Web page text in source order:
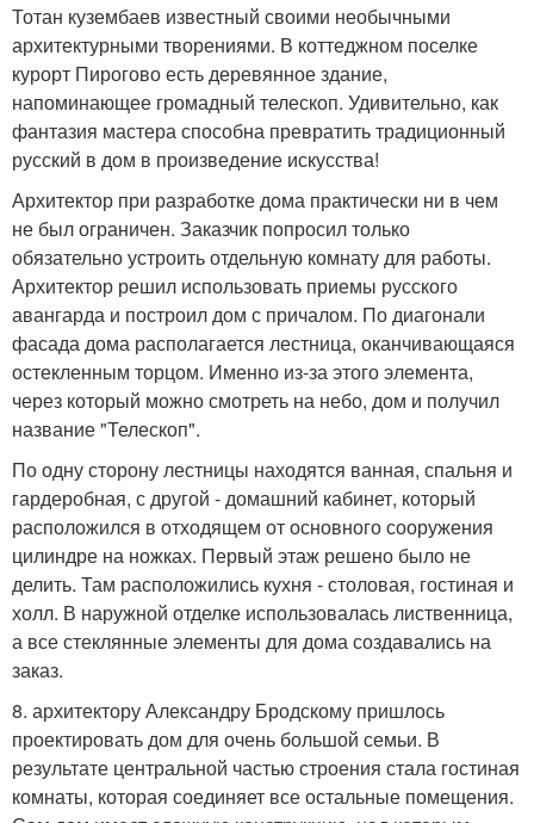
Тотан кузембаев известный своими необычными
архитектурными творениями. В коттеджном поселке
курорт Пирогово есть деревянное здание,
напоминающее громадный телескоп. Удивительно, как
фантазия мастера способна превратить традиционный
русский в дом в произведение искусства!
Архитектор при разработке дома практически ни в чем
не был ограничен. Заказчик попросил только
обязательно устроить отдельную комнату для работы.
Архитектор решил использовать приемы русского
авангарда и построил дом с причалом. По диагонали
фасада дома располагается лестница, оканчивающаяся
остекленным торцом. Именно из-за этого элемента,
через который можно смотреть на небо, дом и получил
название "Телескоп".
По одну сторону лестницы находятся ванная, спальня и
гардеробная, с другой - домашний кабинет, который
расположился в отходящем от основного сооружения
цилиндре на ножках. Первый этаж решено было не
делить. Там расположились кухня - столовая, гостиная и
холл. В наружной отделке использовалась лиственница,
а все стеклянные элементы для дома создавались на
заказ.
8. архитектору Александру Бродскому пришлось
проектировать дом для очень большой семьи. В
результате центральной частью строения стала гостиная
комнаты, которая соединяет все остальные помещения.